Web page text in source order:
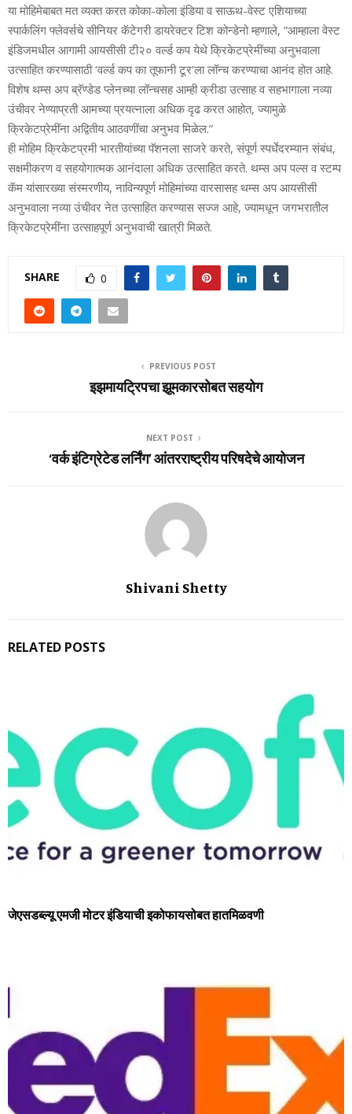
या मोहिमेबाबत मत व्‍यक्‍त करत कोका-कोला इंडिया व साऊथ-वेस्‍ट एशियाच्‍या
स्‍पार्कलिंग फ्लेवर्सचे सीनियर कॅटेगरी डायरेक्‍टर टिश कोन्‍डेनो म्‍हणाले, ”आम्‍हाला वेस्‍ट
इंडिजमधील आगामी आयसीसी टी२० वर्ल्‍ड कप येथे क्रिकेटप्रेमींच्‍या अनुभवाला
उत्‍साहित करण्‍यासाठी ‘वर्ल्‍ड कप का तूफानी टूर’ला लॉन्च करण्‍याचा आनंद होत आहे.
विशेष थम्‍स अप ब्रॅण्‍डेड प्‍लेनच्‍या लॉन्चसह आम्‍ही क्रीडा उत्‍साह व सहभागाला नव्‍या
उंचीवर नेण्‍याप्रती आमच्‍या प्रयत्‍नाला अधिक दृढ करत आहोत, ज्‍यामुळे
क्रिकेटप्रेमींना अद्वितीय आठवणींचा अनुभव मिळेल.”
ही मोहिम क्रिकेटप्रमी भारतीयांच्‍या पॅशनला साजरे करते, संपूर्ण स्‍पर्धेदरम्‍यान संबंध,
सक्षमीकरण व सहयोगात्‍मक आनंदाला अधिक उत्‍साहित करते. थम्‍स अप पल्‍स व स्‍टम्‍प
कॅम यांसारख्‍या संस्‍मरणीय, नाविन्‍यपूर्ण मोहिमांच्‍या वारसासह थम्‍स अप आयसीसी
अनुभवाला नव्‍या उंचीवर नेत उत्‍साहित करण्‍यास सज्‍ज आहे, ज्‍यामधून जगभरातील
क्रिकेटप्रेमींना उत्‍साहपूर्ण अनुभवाची खात्री मिळते.
SHARE 0
PREVIOUS POST
इझमायट्रिपचा झूमकारसोबत सहयोग
NEXT POST
‘वर्क इंटिग्रेटेड लर्निंग’ आंतरराष्ट्रीय परिषदेचे आयोजन
Shivani Shetty
RELATED POSTS
जेएसडब्‍ल्‍यू एमजी मोटर इंडियाची इकोफायसोबत हा‍तमिळवणी